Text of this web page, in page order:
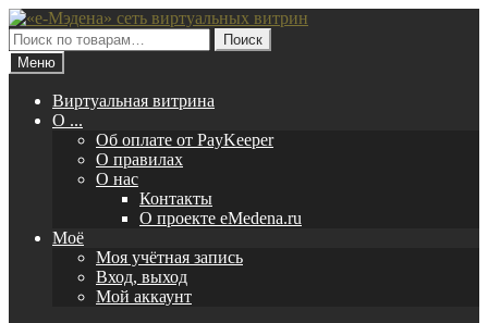
Перейти
к
навигации
Перейти
к
содержимому
Искать:
Поиск
Меню
Виртуальная витрина
O ...
Об оплате от PayKeeper
О правилах
О нас
Контакты
О проекте eMedena.ru
Моё
Моя учётная запись
Вход, выход
Мой аккаунт